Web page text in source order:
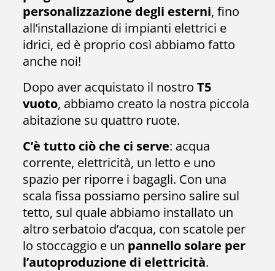
personalizzazione degli esterni, fino
all’installazione di impianti elettrici e
idrici, ed è proprio così abbiamo fatto
anche noi!
Dopo aver acquistato il nostroT5
vuoto, abbiamo creato la nostra piccola
abitazione su quattro ruote.
C’è tutto ciò che ci serve: acqua
corrente, elettricità, un letto e uno
spazio per riporre i bagagli. Con una
scala fissa possiamo persino salire sul
tetto, sul quale abbiamo installato un
altro serbatoio d’acqua, con scatole per
lo stoccaggio e un pannello solare per
l’autoproduzione di elettricità.